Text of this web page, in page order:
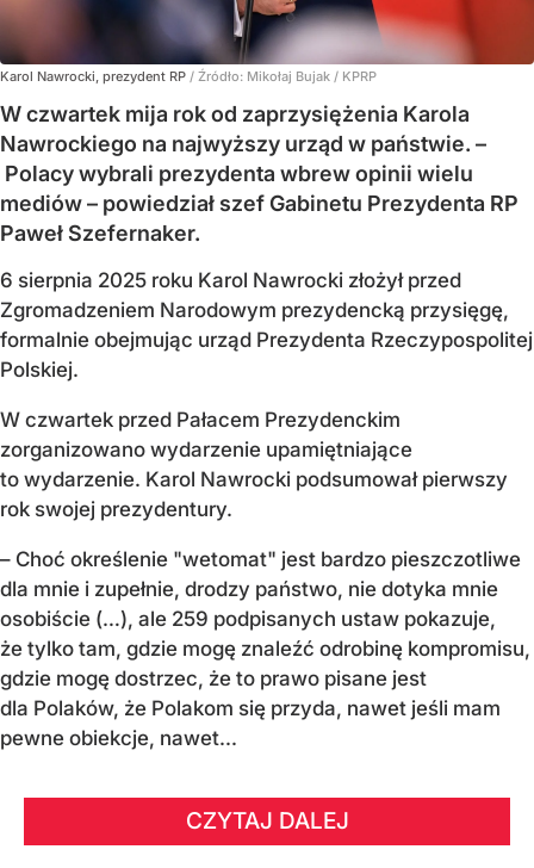
Karol Nawrocki, prezydent RP / Źródło: Mikołaj Bujak / KPRP
W czwartek mija rok od zaprzysiężenia Karola
Nawrockiego na najwyższy urząd w państwie. –
Polacy wybrali prezydenta wbrew opinii wielu
mediów – powiedział szef Gabinetu Prezydenta RP
Paweł Szefernaker.
6 sierpnia 2025 roku Karol Nawrocki złożył przed
Zgromadzeniem Narodowym prezydencką przysięgę,
formalnie obejmując urząd Prezydenta Rzeczypospolitej
Polskiej.
W czwartek przed Pałacem Prezydenckim
zorganizowano wydarzenie upamiętniające
to wydarzenie. Karol Nawrocki podsumował pierwszy
rok swojej prezydentury.
– Choć określenie "wetomat" jest bardzo pieszczotliwe
dla mnie i zupełnie, drodzy państwo, nie dotyka mnie
osobiście (…), ale 259 podpisanych ustaw pokazuje,
że tylko tam, gdzie mogę znaleźć odrobinę kompromisu,
gdzie mogę dostrzec, że to prawo pisane jest
dla Polaków, że Polakom się przyda, nawet jeśli mam
pewne obiekcje, nawet...
CZYTAJ DALEJ